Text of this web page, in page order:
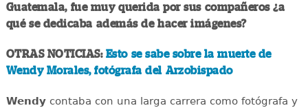
Guatemala, fue muy querida por sus compañeros ¿a
qué se dedicaba además de hacer imágenes?
OTRAS NOTICIAS: Esto se sabe sobre la muerte de
Wendy Morales, fotógrafa del Arzobispado
Wendycontaba con una larga carrera como fotógrafa y